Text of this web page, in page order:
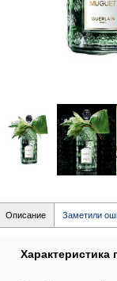
Описание Заметили